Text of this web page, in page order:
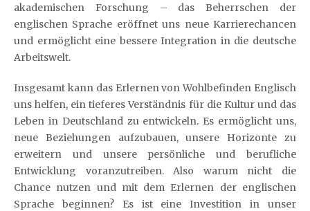
akademischen Forschung – das Beherrschen der
englischen Sprache eröffnet uns neue Karrierechancen
und ermöglicht eine bessere Integration in die deutsche
Arbeitswelt.
Insgesamt kann das Erlernen von Wohlbefinden Englisch
uns helfen, ein tieferes Verständnis für die Kultur und das
Leben in Deutschland zu entwickeln. Es ermöglicht uns,
neue Beziehungen aufzubauen, unsere Horizonte zu
erweitern und unsere persönliche und berufliche
Entwicklung voranzutreiben. Also warum nicht die
Chance nutzen und mit dem Erlernen der englischen
Sprache beginnen? Es ist eine Investition in unser